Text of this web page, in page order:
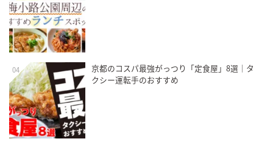
04
京都のコスパ最強がっつり「定食屋」8選｜タ
クシー運転手のおすすめ